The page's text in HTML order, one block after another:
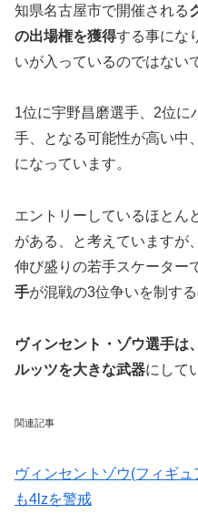
知県名古屋市で開催される
の出場権を獲得する事にな
いが入っているのではない
1位に宇野昌磨選手、2位に
手、となる可能性が高い中
になっています。
エントリーしているほとん
がある、と考えていますが
伸び盛りの若手スケーター
手が混戦の3位争いを制す
ヴィンセント・ゾウ選手は
ルッツを大きな武器にして
関連記事
ヴィンセントゾウ(フィギ
も4lzを警戒